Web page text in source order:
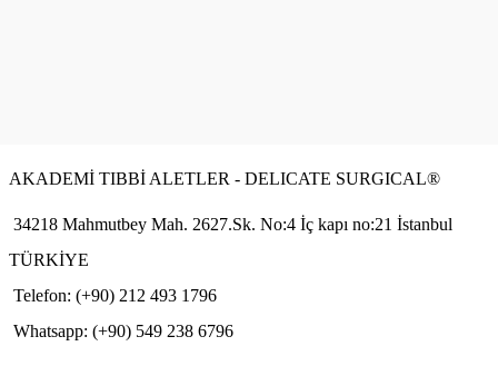
AKADEMİ TIBBİ ALETLER - DELICATE SURGICAL®
34218 Mahmutbey Mah. 2627.Sk. No:4 İç kapı no:21 İstanbul
TÜRKİYE
Telefon: (+90) 212 493 1796
Whatsapp: (+90) 549 238 6796